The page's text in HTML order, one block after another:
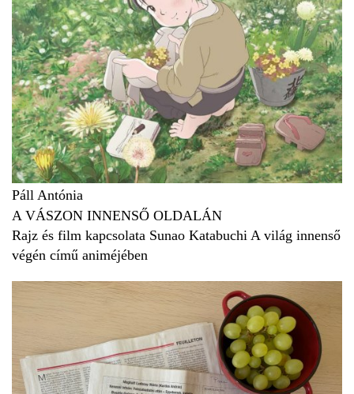
Páll Antónia
A VÁSZON INNENSŐ OLDALÁN
Rajz és film kapcsolata Sunao Katabuchi A világ innenső
végén című animéjében